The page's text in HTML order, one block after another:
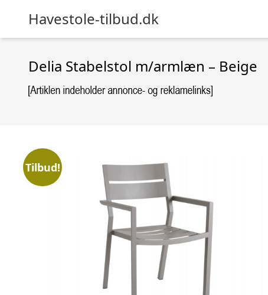
Havestole-tilbud.dk
Delia Stabelstol m/armlæn – Beige
Tilbud!